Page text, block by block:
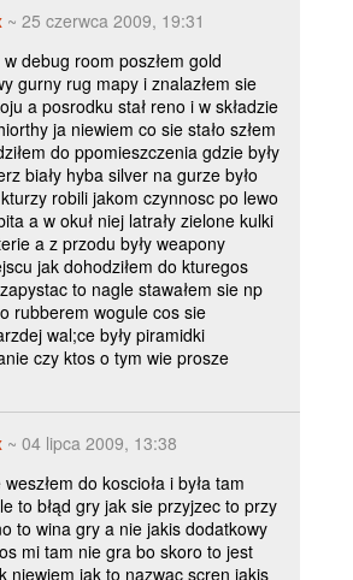
~ 25 czerwca 2009, 19:31
debug room poszłem gold
gurny rug mapy i znalazłem sie
a posrodku stał reno i w składzie
ja niewiem co sie stało szłem
do ppomieszczenia gdzie były
biały hyba silver na gurze było
robili jakom czynnosc po lewo
a w okuł niej latrały zielone kulki
a z przodu były weapony
jak dohodziłem do kturegos
to nagle stawałem sie np
rubberem wogule cos sie
wal;ce były piramidki
czy ktos o tym wie prosze
~ 04 lipca 2009, 13:38
do koscioła i była tam
to błąd gry jak sie przyjzec to przy
to wina gry a nie jakis dodatkowy
mi tam nie gra bo skoro to jest
niewiem jak to nazwac scren jakis